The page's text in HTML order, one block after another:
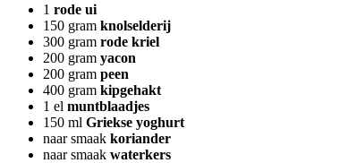
1 rode ui
150 gram knolselderij
300 gram rode kriel
200 gram yacon
200 gram peen
400 gram kipgehakt
1 el muntblaadjes
150 ml Griekse yoghurt
naar smaak koriander
naar smaak waterkers